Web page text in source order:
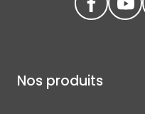
Nos produits